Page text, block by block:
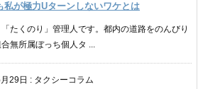
私が極力Uターンしないワケとは
「たくのり」管理人です。都内の道路をのんびり
無所属ぼっち個人タ ...
29日 : タクシーコラム